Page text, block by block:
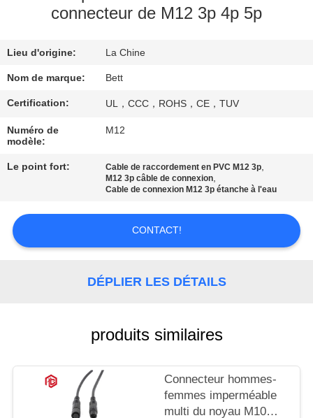
D'USINE
CONTRÔLE
DE
QUALITÉ
PLAN
DU
PRIVACY
connecteur de M12 3p 4p 5p
Lieu d'origine: La Chine
Nom de marque: Bett
Certification: UL，CCC，ROHS，CE，TUV
Numéro de
modèle:
M12
Le point fort: Cable de raccordement en PVC M12 3p,
M12 3p câble de connexion,
Cable de connexion M12 3p étanche à l'eau
CONTACT!
DÉPLIER LES DÉTAILS
produits similaires
Connecteur hommes-
femmes imperméable
multi du noyau M10